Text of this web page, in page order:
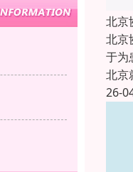
北京
北京
于为
北京
26-